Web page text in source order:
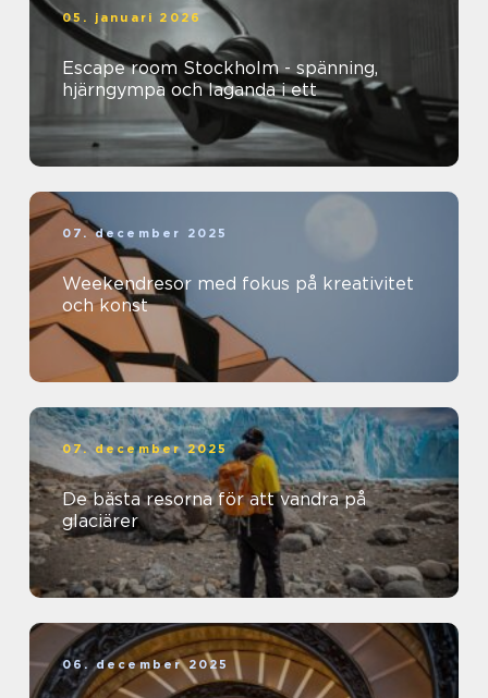
05. januari 2026
Escape room Stockholm - spänning,
hjärngympa och laganda i ett
07. december 2025
Weekendresor med fokus på kreativitet
och konst
07. december 2025
De bästa resorna för att vandra på
glaciärer
06. december 2025